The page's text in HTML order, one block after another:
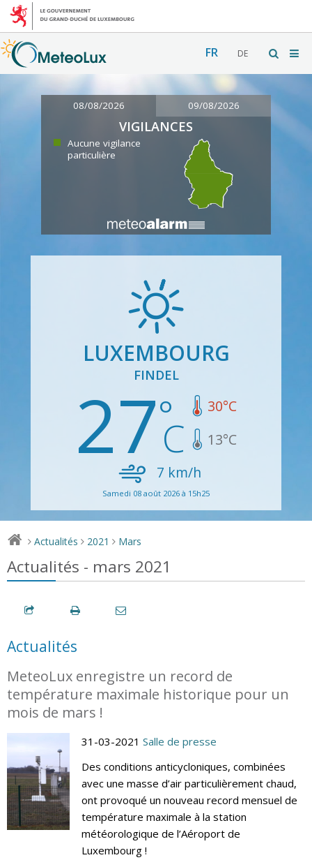
FR DE
08/08/2026 09/08/2026
VIGILANCES
Aucune vigilance
particulière
LUXEMBOURG
FINDEL
27 30°C
13°C
7 km/h
Samedi 08 août 2026 à 15h25
> Actualités > 2021 > Mars
Actualités - mars 2021
Actualités
MeteoLux enregistre un record de
température maximale historique pour un
mois de mars !
31-03-2021 Salle de presse
Des conditions anticycloniques, combinées
avec une masse d’air particulièrement chaud,
ont provoqué un nouveau record mensuel de
température maximale à la station
météorologique de l’Aéroport de
Luxembourg !